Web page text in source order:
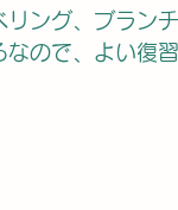
ング、ブラン
ので、よい復習